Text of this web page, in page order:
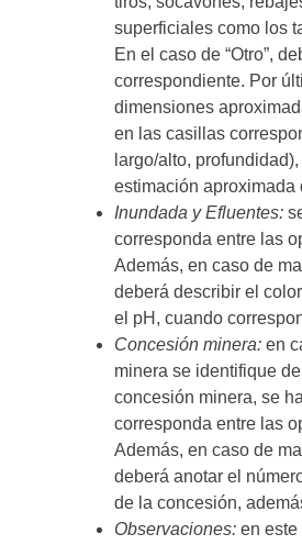
superficiales como los
En el caso de “Otro”,
correspondiente. Por
dimensiones
en las casillas
largo/alto,
estimación aproximada
Inundada y Efluentes:
corresponda entre las
Además, en caso de
deberá describir el
el pH, cuando
Concesión minera: en
minera se identifique
concesión minera, se
corresponda entre las
Además, en caso de
deberá anotar el
de la concesión,
Observaciones: en este